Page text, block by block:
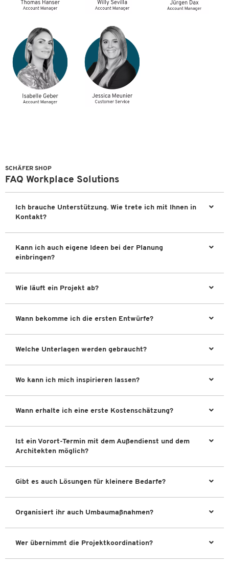
SCHÄFER SHOP
FAQ Workplace Solutions
Ich brauche Unterstützung. Wie trete ich mit Ihnen in
Kontakt?
Kann ich auch eigene Ideen bei der Planung
einbringen?
Wie läuft ein Projekt ab?
Gemeinsam vereinbaren wir einen Vor-Ort-Termin
Ggf. Änderungen der Planung
Erstellung eines Angebots
Beauftragung
Lieferung und Montage durch geschultes Personal
Wann bekomme ich die ersten Entwürfe?
Welche Unterlagen werden gebraucht?
Wo kann ich mich inspirieren lassen?
Durch unsere Projektmanager und/oder Architekten
Wann erhalte ich eine erste Kostenschätzung?
Ist ein Vorort-Termin mit dem Außendienst und dem
Architekten möglich?
Gibt es auch Lösungen für kleinere Bedarfe?
Organisiert ihr auch Umbaumaßnahmen?
Wer übernimmt die Projektkoordination?